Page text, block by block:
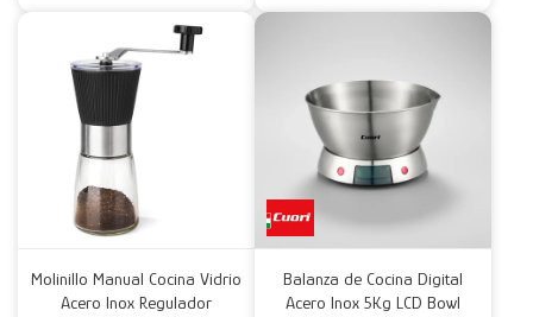
Molinillo Manual Cocina Vidrio
Acero Inox Regulador
Balanza de Cocina Digital
Acero Inox 5Kg LCD Bowl